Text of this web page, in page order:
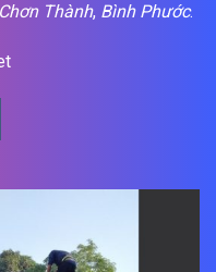
Chơn Thành, Bình Phước.